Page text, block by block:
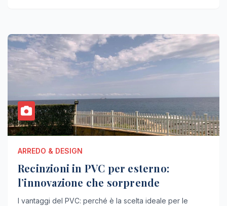
ARREDO & DESIGN
Recinzioni in PVC per esterno:
l’innovazione che sorprende
I vantaggi del PVC: perché è la scelta ideale per le